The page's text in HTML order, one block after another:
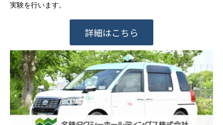
実験を行います。
詳細はこちら